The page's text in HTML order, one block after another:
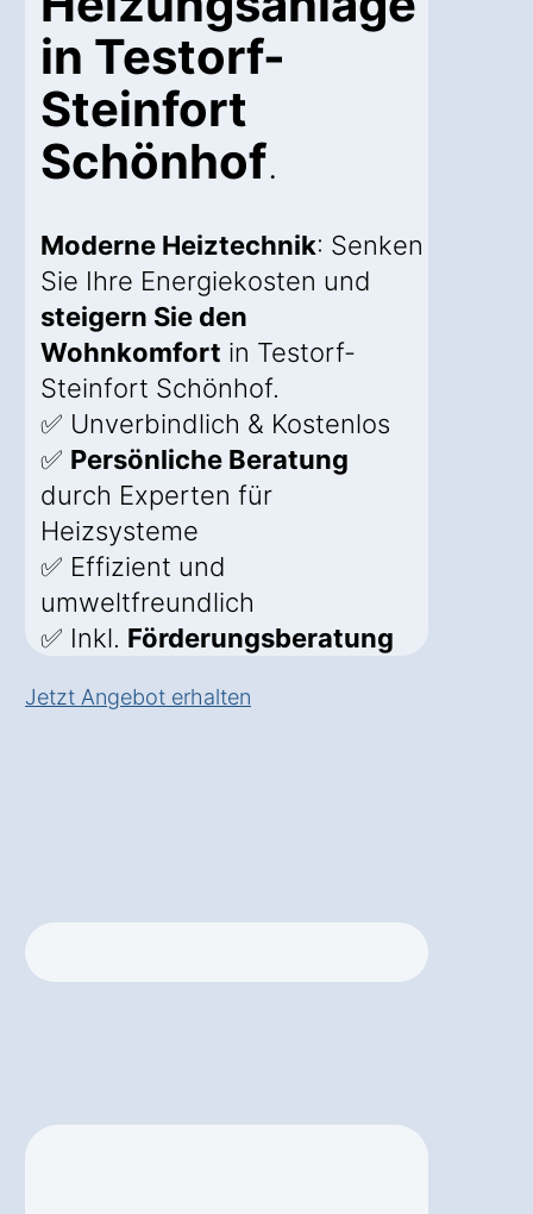
in Testorf-
Steinfort
Schönhof.
Moderne Heiztechnik: Senken
Sie Ihre Energiekosten und
steigern Sie den
Wohnkomfort in Testorf-
Steinfort Schönhof.
✅ Unverbindlich & Kostenlos
✅ Persönliche Beratung
durch Experten für
Heizsysteme
✅ Effizient und
umweltfreundlich
✅ Inkl. Förderungsberatung
Jetzt Angebot erhalten